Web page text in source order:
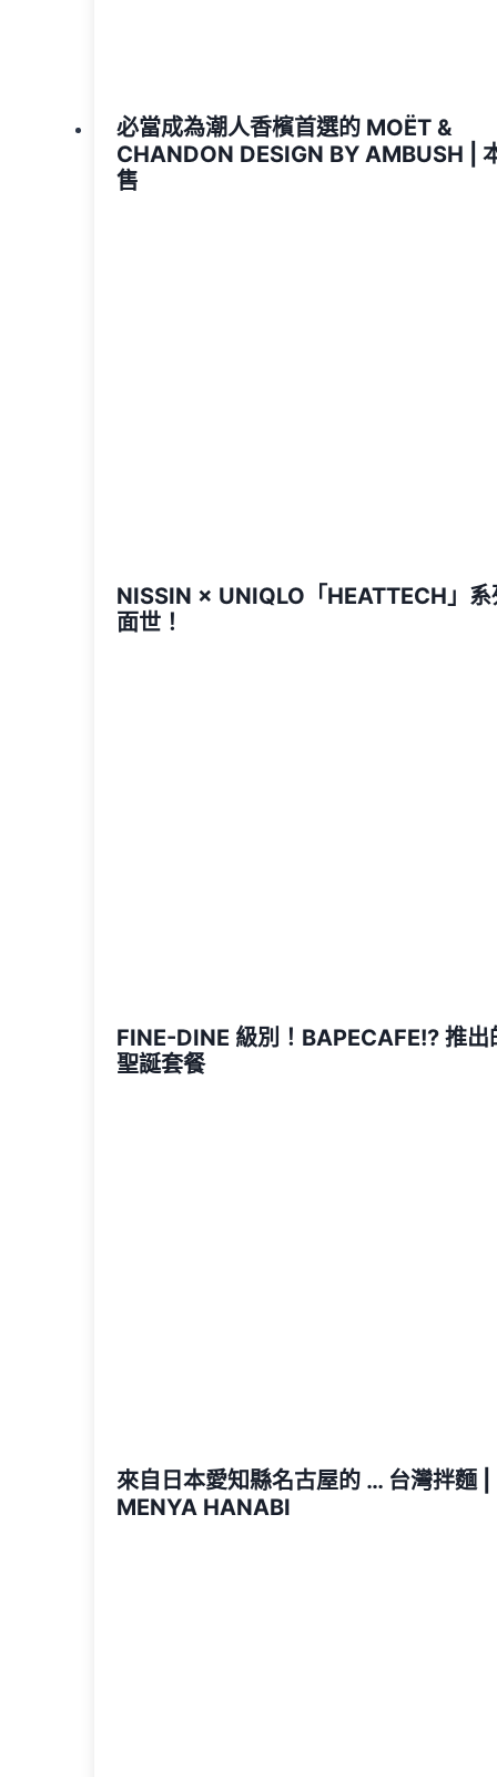
必當成為潮人香檳首選的 MOËT &
CHANDON DESIGN BY AMBUSH |
售
NISSIN × UNIQLO「HEATTECH」系
面世！
FINE-DINE 級別！BAPECAFE!? 推出
聖誕套餐
來自日本愛知縣名古屋的 … 台灣拌麵 |
MENYA HANABI